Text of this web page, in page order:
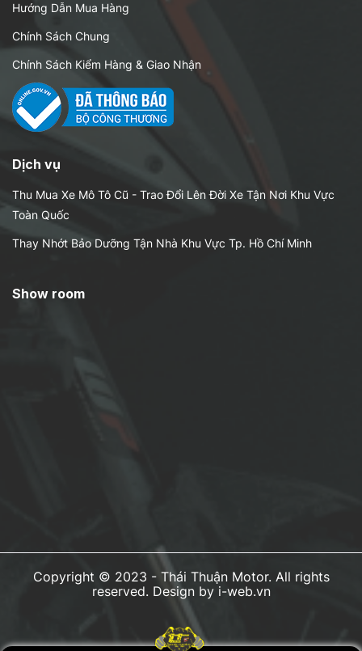
Hướng Dẫn Mua Hàng
Chính Sách Chung
Chính Sách Kiểm Hàng & Giao Nhận
Dịch vụ
Thu Mua Xe Mô Tô Cũ - Trao Đổi Lên Đời Xe Tận Nơi Khu Vực
Toàn Quốc
Thay Nhớt Bảo Dưỡng Tận Nhà Khu Vực Tp. Hồ Chí Minh
Show room
Copyright © 2023 - Thái Thuận Motor. All rights
reserved. Design by i-web.vn